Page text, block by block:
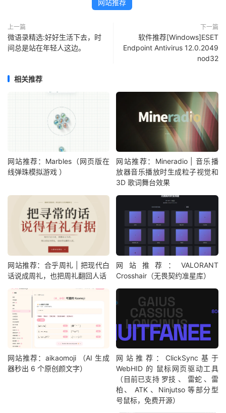
网站推荐
上一篇
微语录精选:好好生活下去，时
间总是站在年轻人这边。 ​​​
下一篇
软件推荐[Windows]ESET
Endpoint Antivirus 12.0.2049
nod32
相关推荐
网站推荐：Marbles（网页版在
线弹珠模拟游戏 ）
网站推荐：Mineradio | 音乐播
放器音乐播放时生成粒子视觉和
3D 歌词舞台效果
网站推荐：合乎周礼 | 把现代白
话说成周礼，也把周礼翻回人话
网站推荐：VALORANT
Crosshair（无畏契约准星库）
网站推荐：aikaomoji （AI 生成
器秒出 6 个原创颜文字）
网站推荐：ClickSync基于
WebHID 的 鼠标网页驱动工具
（目前已支持 罗技 、 雷蛇 、雷
柏、 ATK 、Ninjutso 等部分型
号鼠标，免费开源）